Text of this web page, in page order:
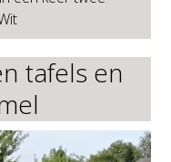
tafels en